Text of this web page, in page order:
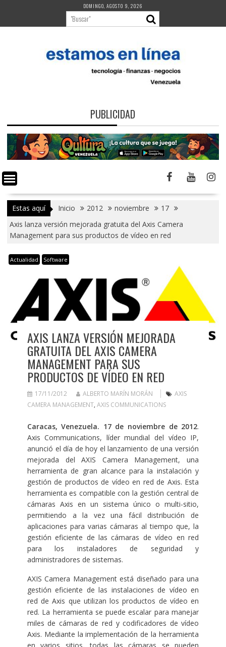
contenido
DOMINGO, AGOSTO 9, 2026
PUBLICIDAD
Estas aquí Inicio 2012 noviembre
17
Axis lanza versión mejorada gratuita del Axis Camera
Management para sus productos de vídeo en red
Actualidad Software
AXIS LANZA VERSIÓN MEJORADA
GRATUITA DEL AXIS CAMERA
MANAGEMENT PARA SUS
PRODUCTOS DE VÍDEO EN RED
17/11/2012 ALBERTO MARÍN MORÁN
AXIS
CAMERA MANAGEMENT, AXIS COMMUNICATIONS
Caracas, Venezuela. 17 de noviembre de 2012.
Axis Communications, líder mundial del vídeo IP,
anunció el día de hoy el lanzamiento de una versión
mejorada del AXIS Camera Management, una
herramienta de gran alcance para la instalación y
gestión de productos de vídeo en red de Axis. Esta
herramienta es compatible con la gestión central de
cámaras Axis en un sistema único o multi-sitio,
permitiendo a la vez una fácil distribución de
aplicaciones para varias cámaras al tiempo que, la
gestión eficiente de las cámaras de vídeo en red
para los instaladores de seguridad y
administradores de sistemas.
AXIS Camera Management está diseñado para una
gestión eficiente de las instalaciones de vídeo en
red de Axis que utilizan los productos de vídeo en
red. La herramienta se puede escalar para manejar
miles de cámaras de red y codificadores de vídeo
Axis. Mediante la implementación de la herramienta